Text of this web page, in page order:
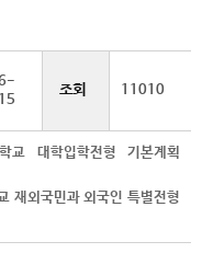
조회 11010
교 대학입학전형 기본계획
재외국민과 외국인 특별전형